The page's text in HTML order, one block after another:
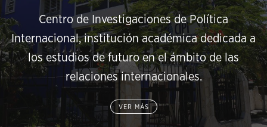
Centro de Investigaciones de Política
Internacional, institución académica dedicada a
los estudios de futuro en el ámbito de las
relaciones internacionales.
VER MÁS